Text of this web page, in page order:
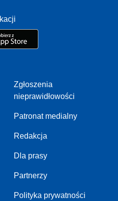
Zgłoszenia
nieprawidłowości
Patronat medialny
Redakcja
Dla prasy
Partnerzy
Polityka prywatności